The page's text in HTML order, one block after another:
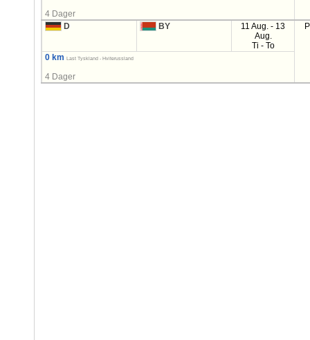
4 Dager
D
BY
11 Aug. - 13
Aug.
Ti - To
0 km Last Tyskland - Hviterussland
4 Dager